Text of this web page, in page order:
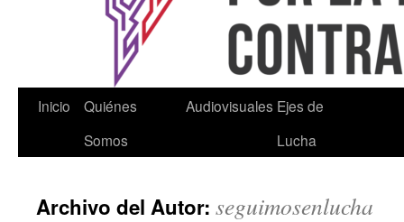
Inicio
Quiénes
Somos
Audiovisuales Ejes de
Lucha
Archivo del Autor: seguimosenlucha